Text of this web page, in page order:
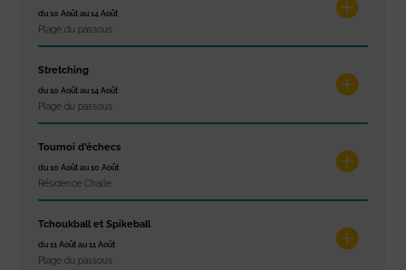
du 10 Août au 14 Août
Plage du passous
Stretching
du 10 Août au 14 Août
Plage du passous
Tournoi d’échecs
du 10 Août au 10 Août
Résidence Challe
Tchoukball et Spikeball
du 11 Août au 11 Août
Plage du passous